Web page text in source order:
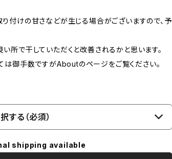
付けの甘さなどが生じる場合がございますので、予
所で干していただくと改善されるかと思います。
は御手数ですがAboutのページをご覧ください。
する（必須）
shipping available